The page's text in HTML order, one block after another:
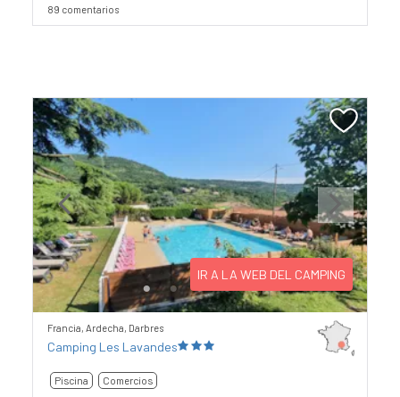
89 comentarios
Previous Next
IR A LA WEB DEL CAMPING
Francia, Ardecha, Darbres
Camping Les Lavandes
Piscina Comercios